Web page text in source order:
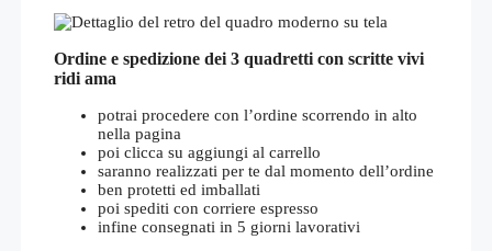
Ordine e spedizione dei 3 quadretti con scritte vivi
ridi ama
potrai procedere con l’ordine scorrendo in alto
nella pagina
poi clicca su aggiungi al carrello
saranno realizzati per te dal momento dell’ordine
ben protetti ed imballati
poi spediti con corriere espresso
infine consegnati in 5 giorni lavorativi